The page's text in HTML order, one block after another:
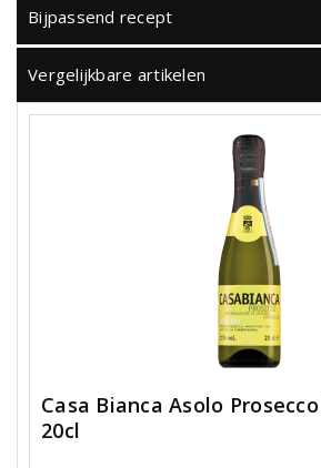
Bijpassend recept
Vergelijkbare artikelen
Casa Bianca Asolo
20cl